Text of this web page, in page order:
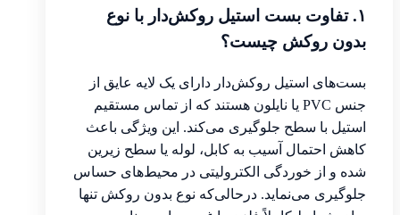
۱. تفاوت بست استیل روکش‌دار با نوع
بدون روکش چیست؟
بست‌های استیل روکش‌دار دارای یک لایه عایق از
جنس PVC یا نایلون هستند که از تماس مستقیم
استیل با سطح جلوگیری می‌کند. این ویژگی باعث
کاهش احتمال آسیب به کابل، لوله یا سطح زیرین
شده و از خوردگی الکترولیتی در محیط‌های حساس
جلوگیری می‌نماید. درحالی‌که نوع بدون روکش تنها